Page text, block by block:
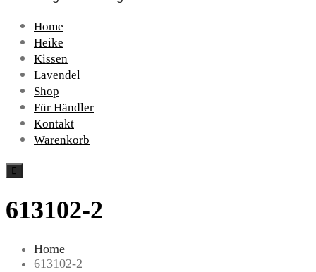
Home
Heike
Kissen
Lavendel
Shop
Für Händler
Kontakt
Warenkorb
Toggle
navigation
613102-2
Home
613102-2